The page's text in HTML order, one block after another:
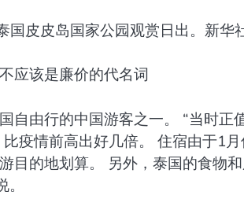
国皮皮岛国家公园观赏日出。新华
应该是廉价的代名词
自由行的中国游客之一。 “当时
疫情前高出好几倍。 住宿由于1
目的地划算。 另外，泰国的食物